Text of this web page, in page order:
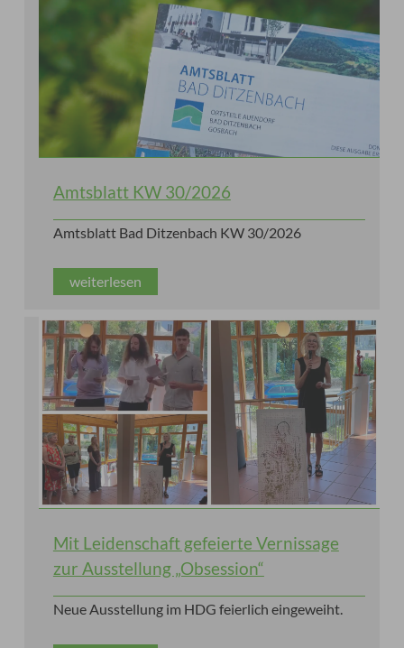
Amtsblatt KW 30/2026
Amtsblatt Bad Ditzenbach KW 30/2026
weiterlesen
Mit Leidenschaft gefeierte Vernissage
zur Ausstellung „Obsession“
Neue Ausstellung im HDG feierlich eingeweiht.